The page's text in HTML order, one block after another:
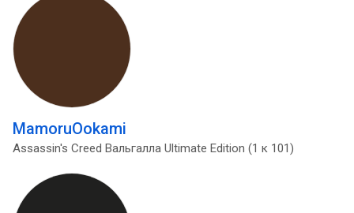
MamoruOokami
Assassin's Creed Вальгалла Ultimate Edition (1 к 101)